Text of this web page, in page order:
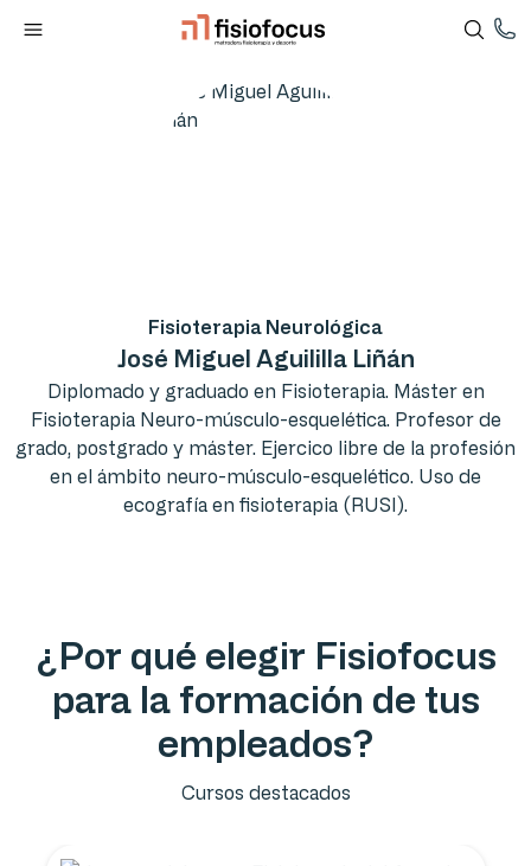
Fisioterapia Neurológica
José Miguel Aguililla Liñán
Diplomado y graduado en Fisioterapia. Máster en
Fisioterapia Neuro-músculo-esquelética. Profesor de
grado, postgrado y máster. Ejercico libre de la profesión
en el ámbito neuro-músculo-esquelético. Uso de
ecografía en fisioterapia (RUSI).
¿Por qué elegir Fisiofocus
para la formación de tus
empleados?
Cursos destacados